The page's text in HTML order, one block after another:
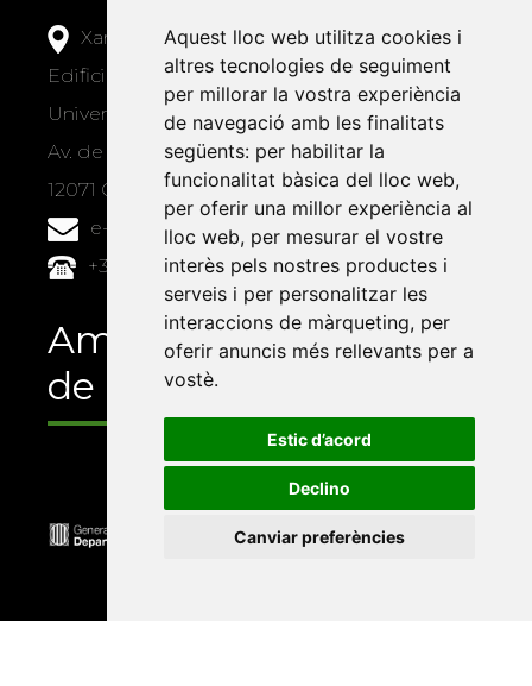
Aquest lloc web utilitza cookies i
altres tecnologies de seguiment
per millorar la vostra experiència
de navegació amb les finalitats
següents: per habilitar la
funcionalitat bàsica del lloc web,
per oferir una millor experiència al
lloc web, per mesurar el vostre
interès pels nostres productes i
serveis i per personalitzar les
interaccions de màrqueting, per
oferir anuncis més rellevants per a
vostè.
Estic d’acord
Declino
Canviar preferències
Xarxa Vives d'Universitats
Edifici Àgora
Universitat Jaume I, local 10
Av. de Vicent Sos Baynat, s/n
12071 Castelló de la Plana
e-buc@vives.org
+34 964 72 89 93
Amb el suport
de